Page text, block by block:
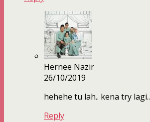
Hernee Nazir
26/10/2019
hehehe tu lah.. kena try lagi..
Reply